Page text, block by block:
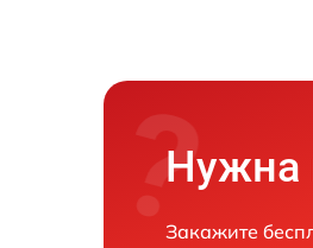
Нужна
Закажите